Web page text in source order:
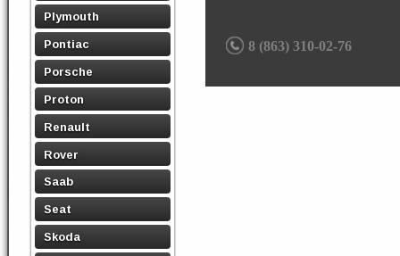
Plymouth
Pontiac
Porsche
Proton
Renault
Rover
Saab
Seat
Skoda
8 (863) 310-02-76